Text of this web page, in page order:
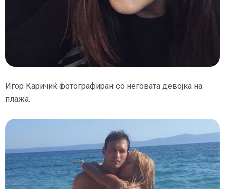
Игор Каричиќ фотографиран со неговата девојка на
плажа.